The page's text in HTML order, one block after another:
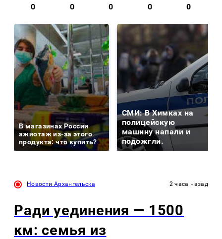
0 0 0 0 0
В магазинах России
ажиотаж из-за этого
продукта: что купить?
СМИ: В Химках на
полицейскую
машину напали и
подожгли.
Новости Архангельска 2 часа назад
Ради уединения — 1500
км: семья из